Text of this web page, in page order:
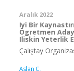
Aralık 2022
Iyi Bir
Ögretmen
Iliskin Yeterlik
Çalıştay
Aslan C.